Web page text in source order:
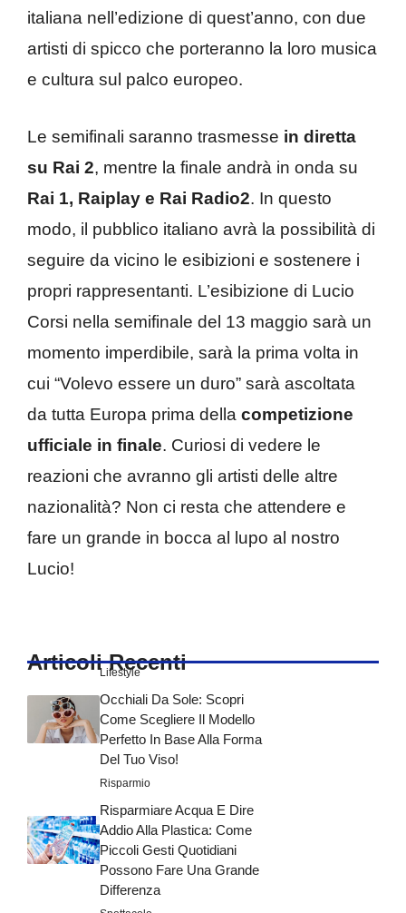
italiana nell’edizione di quest’anno, con due
artisti di spicco che porteranno la loro musica
e cultura sul palco europeo.
Le semifinali saranno trasmesse in diretta
su Rai 2, mentre la finale andrà in onda su
Rai 1, Raiplay e Rai Radio2. In questo
modo, il pubblico italiano avrà la possibilità di
seguire da vicino le esibizioni e sostenere i
propri rappresentanti. L’esibizione di Lucio
Corsi nella semifinale del 13 maggio sarà un
momento imperdibile, sarà la prima volta in
cui “Volevo essere un duro” sarà ascoltata
da tutta Europa prima della competizione
ufficiale in finale. Curiosi di vedere le
reazioni che avranno gli artisti delle altre
nazionalità? Non ci resta che attendere e
fare un grande in bocca al lupo al nostro
Lucio!
Articoli Recenti
Lifestyle
Occhiali Da Sole: Scopri
Come Scegliere Il Modello
Perfetto In Base Alla Forma
Del Tuo Viso!
Risparmio
Risparmiare Acqua E Dire
Addio Alla Plastica: Come
Piccoli Gesti Quotidiani
Possono Fare Una Grande
Differenza